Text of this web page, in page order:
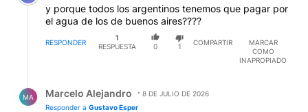
y porque todos los argentinos tenemos que pagar por
el agua de los de buenos aires????
RESPONDER
1
RESPUESTA
0 1
COMPARTIR
MARCAR
COMO
INAPROPIADO
MA Marcelo Alejandro
8 DE JULIO DE 2026
Responder a Gustavo Esper